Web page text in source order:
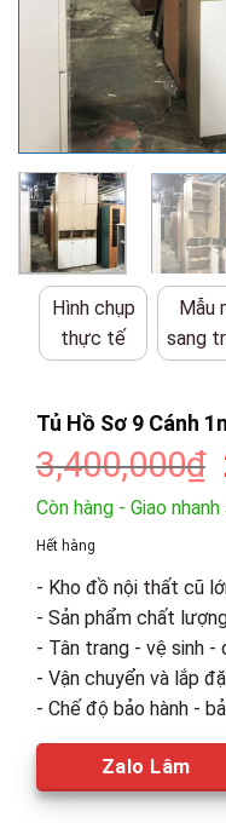
Hình chụp
thực tế
Mẫu
sang
Tủ Hồ Sơ 9 Cánh
3,400,000₫
Còn hàng - Giao nhanh
Hết hàng
- Kho đồ nội thất cũ
- Sản phẩm chất
- Tân trang - vệ sinh -
- Vận chuyển và lắp
- Chế độ bảo hành -
Zalo Lâm